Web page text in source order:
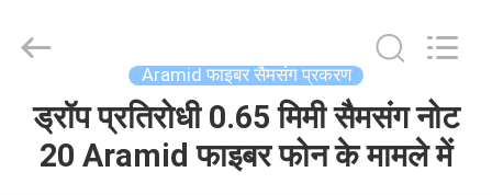
घर
Technology
Reserved.
Aramid फाइबर सैमसंग प्रकरण
ड्रॉप प्रतिरोधी 0.65 मिमी सैमसंग नोट
20 Aramid फाइबर फोन के मामले में